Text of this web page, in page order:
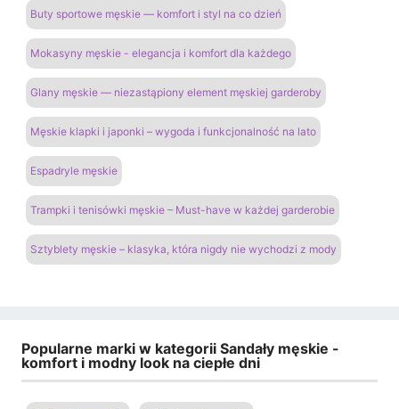
Buty sportowe męskie — komfort i styl na co dzień
Mokasyny męskie - elegancja i komfort dla każdego
Glany męskie — niezastąpiony element męskiej garderoby
Męskie klapki i japonki – wygoda i funkcjonalność na lato
Espadryle męskie
Trampki i tenisówki męskie – Must-have w każdej garderobie
Sztyblety męskie – klasyka, która nigdy nie wychodzi z mody
Popularne marki w kategorii Sandały męskie -
komfort i modny look na ciepłe dni